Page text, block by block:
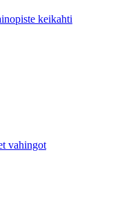
keikahti
vahingot